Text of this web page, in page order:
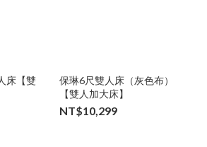
床【雙
保琳6尺雙人床（灰色布）
【雙人加大床】
NT$10,299